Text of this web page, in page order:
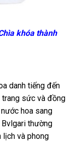
khóa thành
danh tiếng đến
trang sức và đồng
hoa sang
thường
lịch và phong